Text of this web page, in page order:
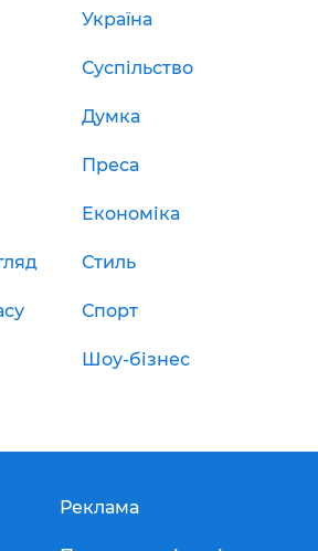
Україна
Суспільство
Думка
Преса
Економіка
Стиль
Спорт
Шоу-бізнес
Реклама